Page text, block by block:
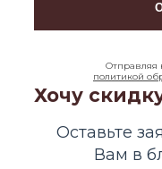
Отправляя
политикой
Хочу
Оставьте
Вам в